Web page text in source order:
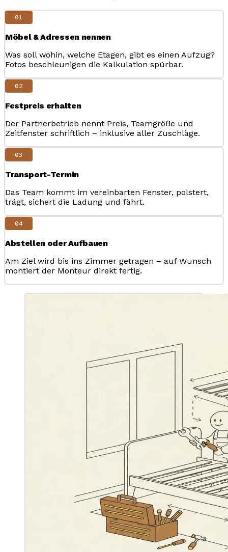
01
Möbel & Adressen nennen
Was soll wohin, welche Etagen, gibt es einen Aufzug?
Fotos beschleunigen die Kalkulation spürbar.
02
Festpreis erhalten
Der Partnerbetrieb nennt Preis, Teamgröße und
Zeitfenster schriftlich – inklusive aller Zuschläge.
03
Transport-Termin
Das Team kommt im vereinbarten Fenster, polstert,
trägt, sichert die Ladung und fährt.
04
Abstellen oder Aufbauen
Am Ziel wird bis ins Zimmer getragen – auf Wunsch
montiert der Monteur direkt fertig.